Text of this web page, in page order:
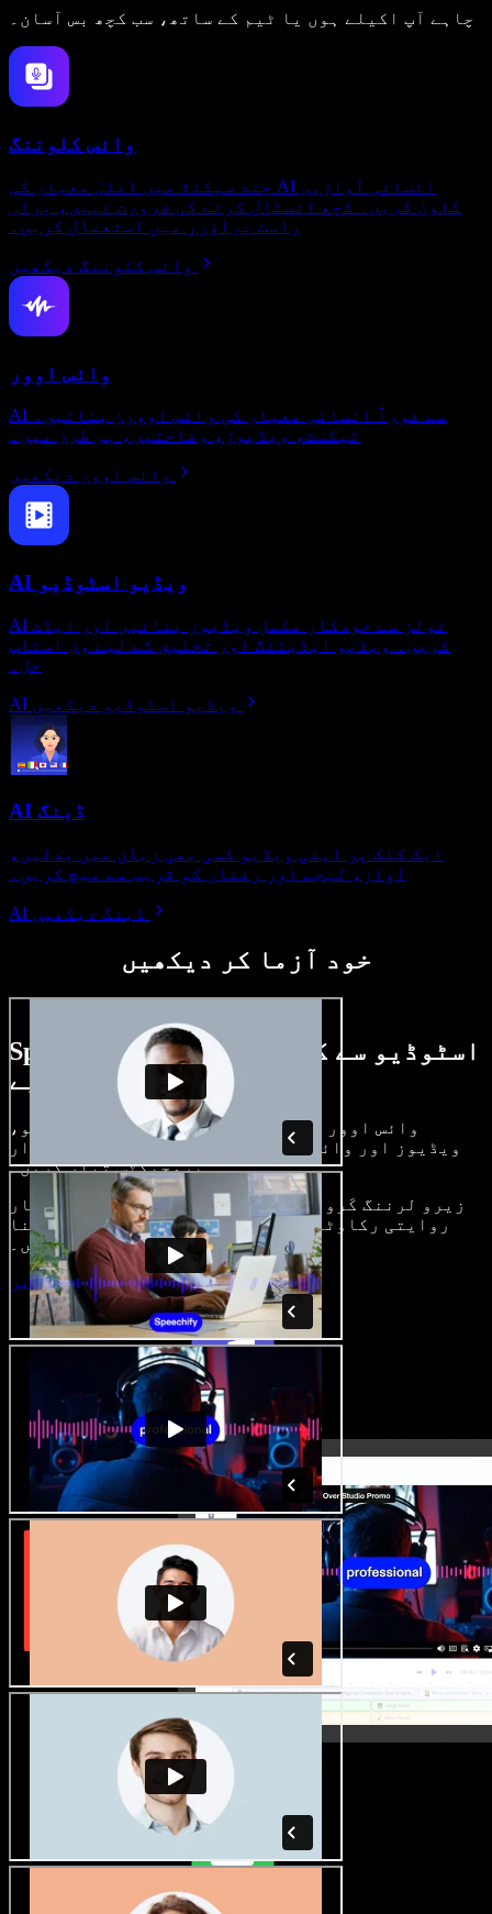
چاہے آپ اکیلے ہوں یا ٹیم کے ساتھ، سب کچھ بس آسان۔
وائس کلوننگ
چند سیکنڈ میں اعلیٰ معیار کی AI انسانی آوازیں
کلون کریں۔ کچھ انسٹال کرنے کی ضرورت نہیں، براہِ
راست براؤزر میں استعمال کریں۔
وائس کلوننگ دیکھیں
وائس اوور
AI سے فوراً انسانی معیار کی وائس اوورز بنائیں۔
ٹیکسٹ، ویڈیوز، وضاحتیں، ہر طرز میں۔
وائس اوور دیکھیں
AI ویڈیو اسٹوڈیو
AI ٹولز سے خودکار مکمل ویڈیوز بنائیں اور ایڈٹ
کریں۔ ویڈیو ایڈیٹنگ اور تخلیق کے لیے ون اسٹاپ
حل۔
AI ویڈیو اسٹوڈیو دیکھیں
AI ڈبنگ
ایک کلک پر اپنی ویڈیو کسی بھی زبان میں بدلیں،
آواز، لہجے اور رفتار کو قریب سے میچ کریں۔
AI ڈبنگ دیکھیں
خود آزما کر دیکھیں
Speechify اسٹوڈیو سے کیا کچھ کر سکتے
ہیں، دیکھیے
وائس اوور بنائیں، رائلٹی فری امیجز، آڈیو،
ویڈیوز اور وائس کلون شامل کر کے بھرپور، شاندار
پروجیکٹس تیار کریں۔
زیرو لرننگ کَرو اور سب کچھ براؤزر میں، تخلیق کار
روایتی رکاوٹیں توڑ کر اپنے خیالات کو حقیقت بنا
سکتے ہیں۔
اسٹوڈیو شروع کریں